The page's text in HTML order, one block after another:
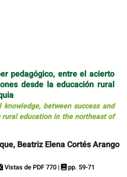
pedagógico, entre el acierto
desde la educación rural
between success and
education in the northeast of
Beatriz Elena Cortés Arango
Vistas de PDF 770 | pp. 59-71